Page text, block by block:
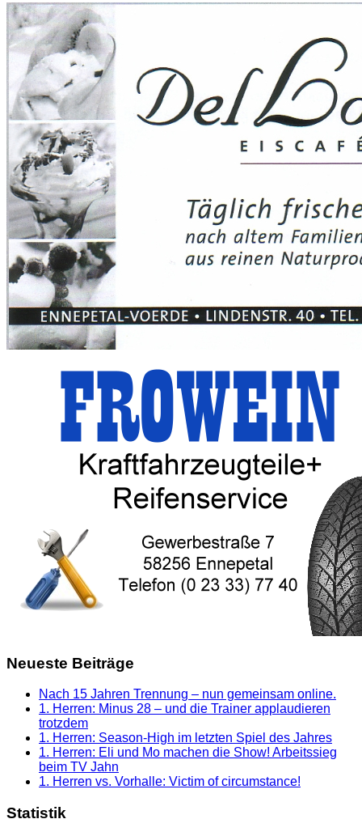
Neueste Beiträge
Nach 15 Jahren Trennung – nun gemeinsam online.
1. Herren: Minus 28 – und die Trainer applaudieren
trotzdem
1. Herren: Season-High im letzten Spiel des Jahres
1. Herren: Eli und Mo machen die Show! Arbeitssieg
beim TV Jahn
1. Herren vs. Vorhalle: Victim of circumstance!
Statistik